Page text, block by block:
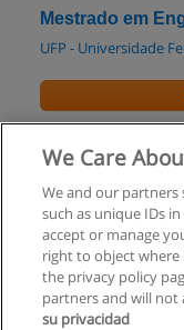
Mestrado em
UFP - Universidade
Licenciatura em
We Care
We and our partners
such as unique IDs
accept or manage
right to object where
the privacy policy
partners and will not
su privacidad